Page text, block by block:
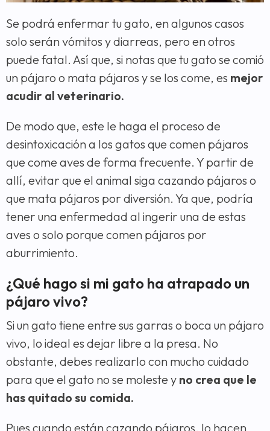
Se podrá enfermar tu gato, en algunos casos
solo serán vómitos y diarreas, pero en otros
puede fatal. Así que, si notas que tu gato se comió
un pájaro o mata pájaros y se los come, es mejor
acudir al veterinario.
De modo que, este le haga el proceso de
desintoxicación a los gatos que comen pájaros
que come aves de forma frecuente. Y partir de
allí, evitar que el animal siga cazando pájaros o
que mata pájaros por diversión. Ya que, podría
tener una enfermedad al ingerir una de estas
aves o solo porque comen pájaros por
aburrimiento.
¿Qué hago si mi gato ha atrapado un
pájaro vivo?
Si un gato tiene entre sus garras o boca un pájaro
vivo, lo ideal es dejar libre a la presa. No
obstante, debes realizarlo con mucho cuidado
para que el gato no se moleste y no crea que le
has quitado su comida.
Pues cuando están cazando pájaros, lo hacen